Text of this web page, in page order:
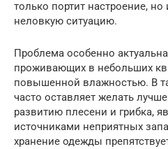
только портит настроение,
неловкую ситуацию.
Проблема особенно
проживающих в небольших
повышенной влажностью. В
часто оставляет желать
развитию плесени и грибка,
источниками неприятных
хранение одежды